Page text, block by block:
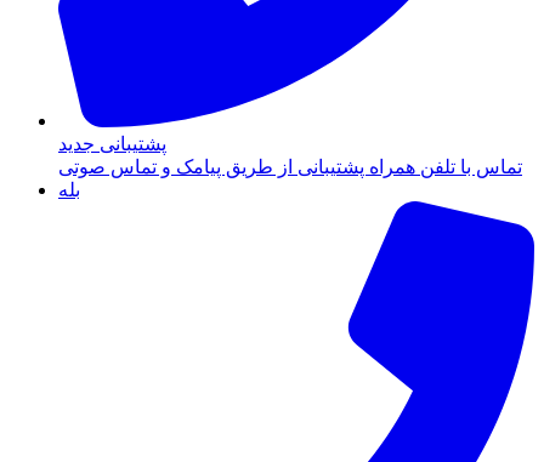
پشتیبانی جدید
تماس با تلفن همراه پشتیبانی از طریق پیامک و تماس صوتی
بله